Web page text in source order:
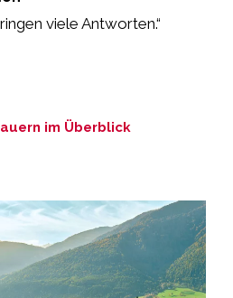
viele Antworten.“
im Überblick